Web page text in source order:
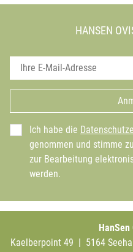
HANSEN
Ich habe die
genommen und stimme
zur Bearbeitung
werden.
HanSen
Kaelberpoint 49 | 5164